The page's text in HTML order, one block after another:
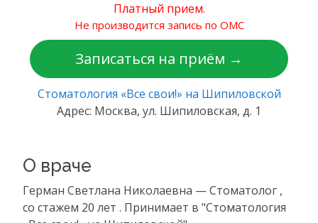
Платный прием.
Не производится запись по ОМС
Записаться на приём →
Стоматология «Все свои!» на Шипиловской
Адрес: Москва, ул. Шипиловская, д. 1
О враче
Герман Светлана Николаевна — Стоматолог ,
со стажем 20 лет . Принимает в "Стоматология